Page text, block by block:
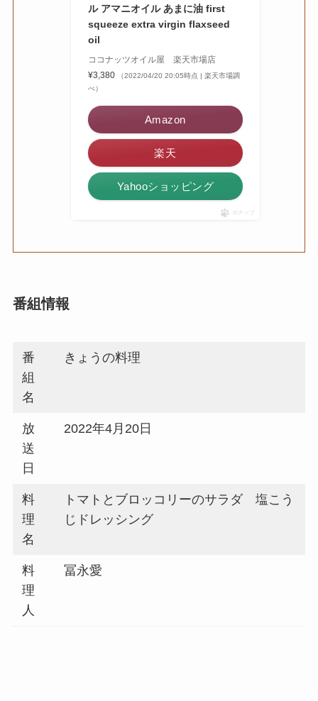
ル アマニオイル あまに油 first
squeeze extra virgin flaxseed
oil
ココナッツオイル屋 楽天市場店
¥3,380
（2022/04/20 20:05時点 | 楽天市場調
べ）
Amazon
楽天
Yahooショッピング
ポチップ
番組情報
番
組
名
きょうの料理
放
送
日
2022年4月20日
料
理
名
トマトとブロッコリーのサラダ 塩こう
じドレッシング
料
理
人
冨永愛